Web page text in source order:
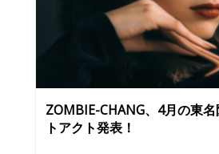
ZOMBIE-CHANG、4月の東
トアクト発表！